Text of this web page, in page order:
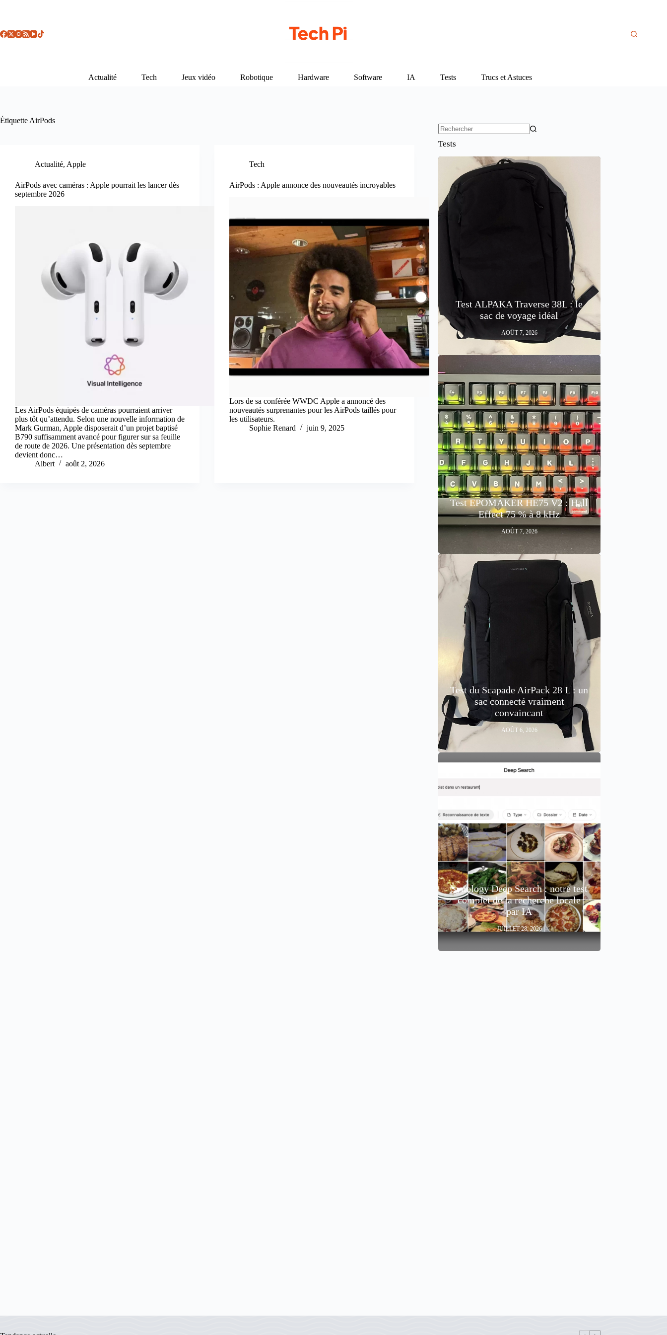
Actualité Tech Jeux vidéo Robotique Hardware Software IA Tests Trucs et Astuces
Étiquette AirPods
Actualité, Apple
AirPods avec caméras : Apple pourrait les lancer dès
septembre 2026
Les AirPods équipés de caméras pourraient arriver
plus tôt qu’attendu. Selon une nouvelle information de
Mark Gurman, Apple disposerait d’un projet baptisé
B790 suffisamment avancé pour figurer sur sa feuille
de route de 2026. Une présentation dès septembre
devient donc…
Albert
août 2, 2026
Tech
AirPods : Apple annonce des nouveautés incroyables
Lors de sa conférée WWDC Apple a annoncé des
nouveautés surprenantes pour les AirPods taillés pour
les utilisateurs.
Sophie Renard
juin 9, 2025
résultat
Tests
Test ALPAKA Traverse 38L : le
sac de voyage idéal
AOÛT 7, 2026
Test EPOMAKER HE75 V2 : Hall
Effect 75 % à 8 kHz
AOÛT 7, 2026
Test du Scapade AirPack 28 L : un
sac connecté vraiment
convaincant
AOÛT 6, 2026
Synology Deep Search : notre test
complet de la recherche locale
par IA
JUILLET 28, 2026